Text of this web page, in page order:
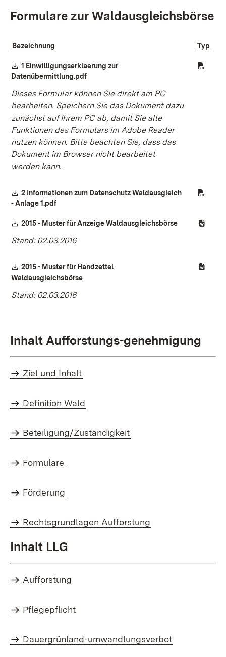
Formulare zur Waldausgleichsbörse
Bezeichnung Typ
Download:
1 Einwilligungserklaerung zur
Datenübermittlung.pdf
Dieses Formular können Sie direkt am PC
bearbeiten. Speichern Sie das Dokument dazu
zunächst auf Ihrem PC ab, damit Sie alle
Funktionen des Formulars im Adobe Reader
nutzen können. Bitte beachten Sie, dass das
Dokument im Browser nicht bearbeitet
werden kann.
Download:
2 Informationen zum Datenschutz Waldausgleich
- Anlage 1.pdf
Download:
2015 - Muster für Anzeige Waldausgleichsbörse(Öffnet in
Stand: 02.03.2016
Download:
2015 - Muster für Handzettel
Waldausgleichsbörse
Stand: 02.03.2016
Inhalt Aufforstungs-genehmigung
Ziel und Inhalt
Definition Wald
Beteiligung/Zuständigkeit
Formulare
Förderung
Rechtsgrundlagen Aufforstung
Inhalt LLG
Aufforstung
Pflegepflicht
Dauergrünland-umwandlungsverbot